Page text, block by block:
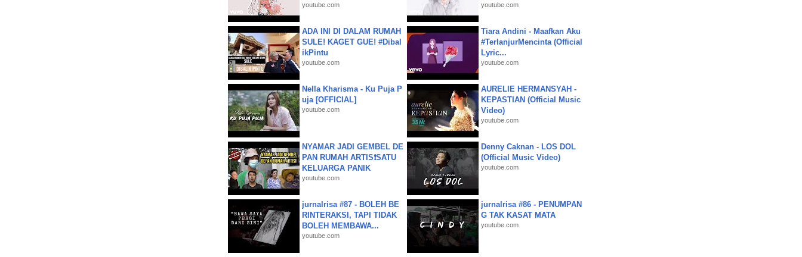
youtube.com youtube.com
ADA INI DI DALAM RUMAH
SULE! KAGET GUE! #Dibal
ikPintu
youtube.com
Tiara Andini - Maafkan Aku
#TerlanjurMencinta (Official
Lyric...
youtube.com
Nella Kharisma - Ku Puja P
uja [OFFICIAL]
youtube.com
AURELIE HERMANSYAH -
KEPASTIAN (Official Music
Video)
youtube.com
NYAMAR JADI GEMBEL DE
PAN RUMAH ARTIS❗SATU
KELUARGA PANIK
youtube.com
Denny Caknan - LOS DOL
(Official Music Video)
youtube.com
jurnalrisa #87 - BOLEH BE
RINTERAKSI, TAPI TIDAK
BOLEH MEMBAWA...
youtube.com
jurnalrisa #86 - PENUMPAN
G TAK KASAT MATA
youtube.com